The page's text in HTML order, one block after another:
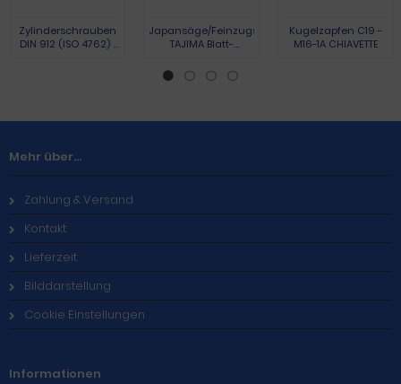
Zylinderschrauben
DIN 912 (ISO 4762) |
Japansäge/Feinzugsäge
TAJIMA Blatt-
L.440mm
Pistolengriff TAJIMA
Kugelzapfen C19 -
M16-1A CHIAVETTE
Mehr über...
Zahlung & Versand
Kontakt
Lieferzeit
Bilddarstellung
Cookie Einstellungen
Informationen